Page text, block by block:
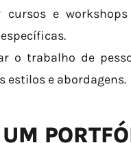
cursos e
o trabalho de
estilos e abordagens.